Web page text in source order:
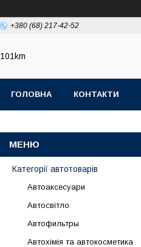
+380 (68) 217-42-52
101km
ГОЛОВНА КОНТАКТИ
Категорії автотоварів
Автоаксесуари
Автосвітло
Автофильтры
Автохімія та автокосметика